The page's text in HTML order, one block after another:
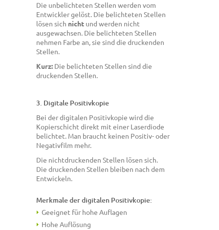
Die unbelichteten Stellen werden vom
Entwickler gelöst. Die belichteten Stellen
lösen sich nicht und werden nicht
ausgewachsen. Die belichteten Stellen
nehmen Farbe an, sie sind die druckenden
Stellen.
Kurz: Die belichteten Stellen sind die
druckenden Stellen.
3. Digitale Positivkopie
Bei der digitalen Positivkopie wird die
Kopierschicht direkt mit einer Laserdiode
belichtet. Man braucht keinen Positiv- oder
Negativfilm mehr.
Die nichtdruckenden Stellen lösen sich.
Die druckenden Stellen bleiben nach dem
Entwickeln.
Merkmale der digitalen Positivkopie:
Geeignet für hohe Auflagen
Hohe Auflösung